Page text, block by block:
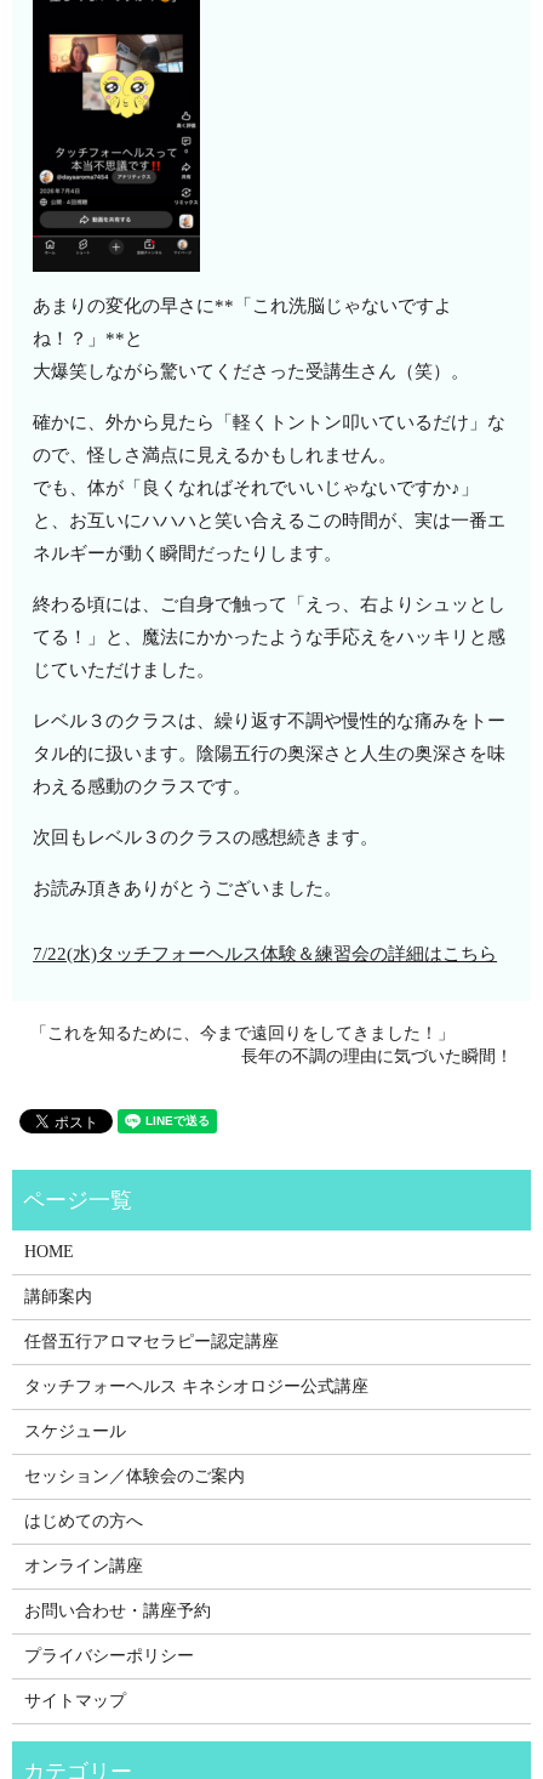
あまりの変化の早さに**「これ洗脳じゃないですよ
ね！？」**と
大爆笑しながら驚いてくださった受講生さん（笑）。
確かに、外から見たら「軽くトントン叩いているだけ」な
ので、怪しさ満点に見えるかもしれません。
でも、体が「良くなればそれでいいじゃないですか♪」
と、お互いにハハハと笑い合えるこの時間が、実は一番エ
ネルギーが動く瞬間だったりします。
終わる頃には、ご自身で触って「えっ、右よりシュッとし
てる！」と、魔法にかかったような手応えをハッキリと感
じていただけました。
レベル３のクラスは、繰り返す不調や慢性的な痛みをトー
タル的に扱います。陰陽五行の奥深さと人生の奥深さを味
わえる感動のクラスです。
次回もレベル３のクラスの感想続きます。
お読み頂きありがとうございました。
7/22(水)タッチフォーヘルス体験＆練習会の詳細はこちら
「これを知るために、今まで遠回りをしてきました！」
長年の不調の理由に気づいた瞬間！
HOME
講師案内
任督五行アロマセラピー認定講座
タッチフォーヘルス キネシオロジー公式講座
スケジュール
セッション／体験会のご案内
はじめての方へ
オンライン講座
お問い合わせ・講座予約
プライバシーポリシー
サイトマップ